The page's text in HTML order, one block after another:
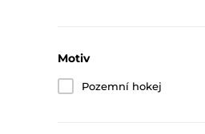
Motiv
Pozemní hokej